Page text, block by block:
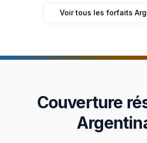
Voir tous les forfaits
Couverture